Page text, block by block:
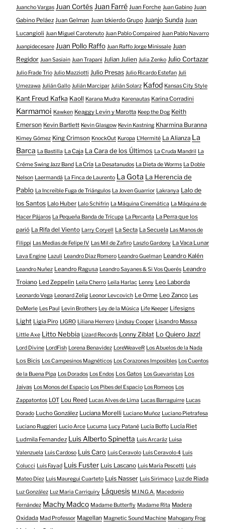
Juancho Vargas Juan Cortés Juan Farré Juan Forche Juan Gabino Juan
Gabino Peláez Juan Gelman Juan Izkierdo Grupo Juanjo Sunda Juan
Lucangioli Juan Miguel Carotenuto Juan Pablo Compaired Juan Pablo Navarro
Juanpidecesare Juan Pollo Raffo Juan Raffo Jorge Minissale Juan
Regidor Juan Sasiain Juan Trapani Julian Julien Julia Zenko Julio Cortazar
Julio Frade Trio Julio Mazziotti Julio Presas Julio Ricardo Estefan Juli
Umezawa Julián Gallo Julián Marcipar Julián Solarz Kafod Kansas City Style
Kant Freud Kafka Kaoll Karana Mudra Karenautas Karina Corradini
Karmamoi Kawken Keaggy Levin y Marotta Keep the Dog Keith
Emerson Kevin Bartlett Kevin Glasgow Kevin Kastning Kharmina Buranna
Kimey Gómez King Crimson KnockOut Kuropa L'Hermité La Alianza La
Barca La Bastilla La Caja La Cara de los Últimos La Cruda Mandril
La
Créme Swing Jazz Band La Cría La Desatanudos La Dieta de Worms La Doble
Nelson Laermandá La Finca de Laurento La Gota La Herencia de
Pablo La Increíble Fuga de Triángulos La Joven Guarrior Lakranya Lalo de
los Santos Lalo Huber Lalo Schifrin La Máquina Cinemática La Máquina de
Hacer Pájaros La Pequeña Banda de Trícupa La Percanta La Perra que los
parió La Rifa del Viento Larry Coryell La Secta La Secuela Las Manos de
Filippi Las Medias de Felipe IV Las Mil de Zafiro Laszlo Gardony La Vaca Lunar
Lava Engine Lazuli Leandro Diaz Romero Leandro Guelman Leandro Kalén
Leandro Nuñez Leandro Ragusa Leandro Sayanes & Si Vos Querés Leandro
Troiano Led Zeppelin Leila Cherro Leila Harlac Lenny Leo Laborda
Leonardo Vega Leonard Zelig Leonor Levcovich Le Orme Leo Zanco Les
DeMerle Les Paul Levin Brothers Ley de la Música Life Keeper Lifesigns
Light Ligia Piro LIGRO Liliana Herrero Lindsay Cooper Lisandro Massa
Little Axe Litto Nebbia Lizard Records Lonny Ziblat Lo Quiero Jazz!
Lord Divine LordFish Lorena Benavidez LoreWeaveR Los Abuelos de la Nada
Los Bicis Los Campesinos Magnéticos Los Corazones Imposibles Los Cuentos
de la Buena Pipa Los Dorados Los Endos Los Gatos Los Guevaristas Los
Jaivas Los Monos del Espacio Los Pibes del Espacio Los Romeos Los
Zappatontos LOT Lou Reed Lucas Alves de Lima Lucas Barraguirre Lucas
Dorado Lucho González Luciana Morelli Luciano Muñoz Luciano Pietrafesa
Luciano Ruggieri Lucio Arce Lucuma Lucy Patané Lucía Boffo Lucía Riet
Ludmila Fernandez Luis Alberto Spinetta Luis Arcaráz Luisa
Valenzuela Luis Cardoso Luis Caro Luis Ceravolo Luis Ceravolo 4 Luis
Colucci Luis Fayad Luis Fuster Luis Lascano Luis María Pescetti Luis
Mateo Díez Luis Mauregui Cuarteto Luis Nasser Luis Sirimaco Luz de Riada
Luz González Luz Maria Carriquiry Láquesis M.I.N.G.A. Macedonio
Fernández Machy Madco Madame Butterfly Madame Rita Madera
Oxidada Mad Professor Magellan Magnetic Sound Machine Mahogany Frog